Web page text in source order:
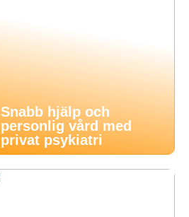
Snabb hjälp och
personlig vård med
privat psykiatri